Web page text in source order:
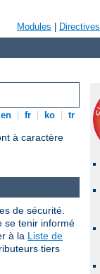
Modules Directives
en fr ko tr
à caractère
de sécurité.
se tenir informé
à la Liste de
tiers